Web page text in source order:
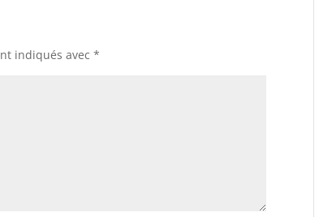
indiqués avec*